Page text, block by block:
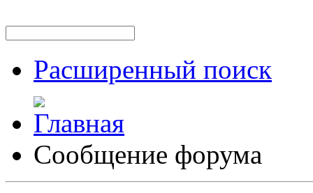
Расширенный поиск
Сообщение форума